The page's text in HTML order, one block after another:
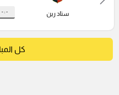
ستاد رين - : -
كل